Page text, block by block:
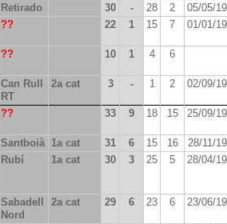
Retirado 30 - 28 2
05/05/
?? 22 1 15 7 01/01/
?? 10 1 4 6
Can Rull
RT
2a cat 3 - 1 2 02/09/
?? 33 9 18 15 25/09/
Santboià 1a cat 31 6 15 16
28/11/
Rubí 1a cat 30 3 25 5 28/04/
Sabadell
Nord
2a cat 29 6 23 6 23/06/